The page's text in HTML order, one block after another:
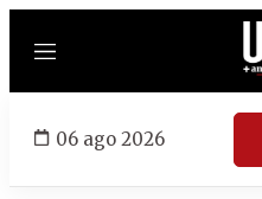
Menú
06 ago 2026